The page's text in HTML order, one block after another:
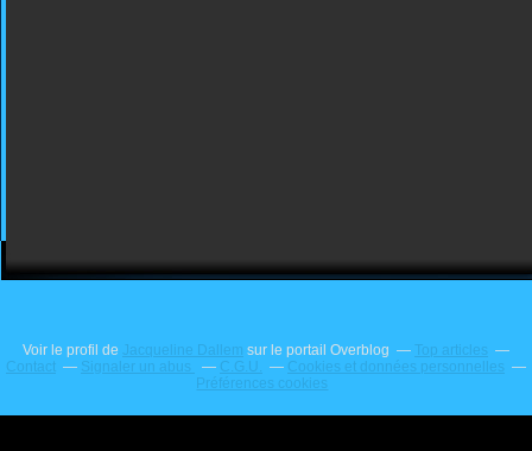
Voir le profil de Jacqueline Dallem sur le portail Overblog
Top articles
Contact
Signaler un abus C.G.U.
Cookies et données personnelles
Préférences cookies